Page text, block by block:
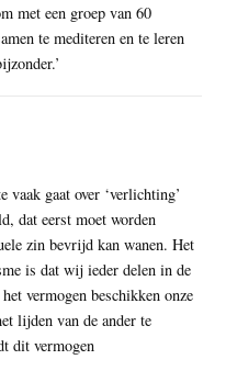
met een groep van 60
te mediteren en te leren
gaat over ‘verlichting’
dat eerst moet worden
zin bevrijd kan wanen. Het
is dat wij ieder delen in de
vermogen beschikken onze
lijden van de ander te
dit vermogen